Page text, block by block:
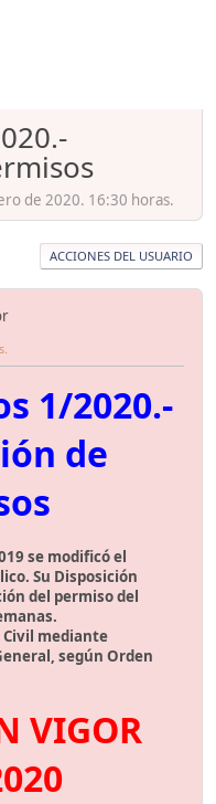
de 2020. 16:30 horas.
ACCIONES DEL USUARIO
1/2020.-
de
se modificó el
Su Disposición
del permiso del
mediante
según Orden
VIGOR